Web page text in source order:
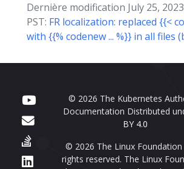
Dernière modification July 25,
PST: FR localization: replaced {{<
with {{% codenew ... %}} in all files
© 2026 The Kubernetes
Documentation Distributed
BY 4.0
© 2026 The Linux
rights reserved. The Linux